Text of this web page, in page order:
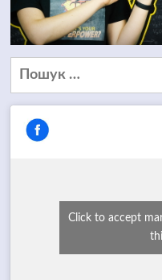
Пошук:
Click to accept